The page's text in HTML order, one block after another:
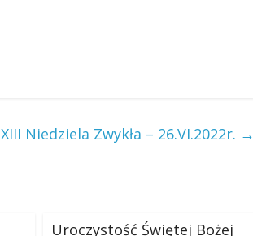
XIII Niedziela Zwykła – 26.VI.2022r. →
Uroczystość Świętej Bożej